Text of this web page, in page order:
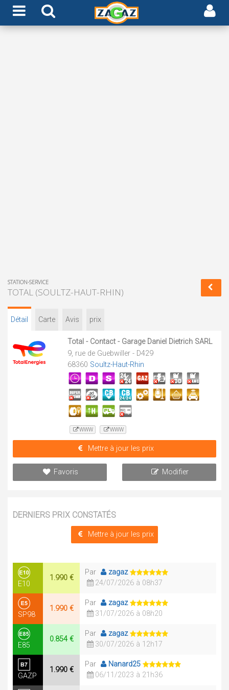
STATION-SERVICE
TOTAL (SOULTZ-HAUT-RHIN)
Détail Carte Avis prix
Total - Contact - Garage Daniel Dietrich SARL
9, rue de Guebwiller - D429
68360 Soultz-Haut-Rhin
WWW WWW
Mettre à jour les prix
Favoris Modifier
DERNIERS PRIX CONSTATÉS
Mettre à jour les prix
E10
1.990 €
Par
zagaz
24/07/2026 à 08h37
SP98
1.990 €
Par
zagaz
31/07/2026 à 08h20
E85
0.854 €
Par
zagaz
30/07/2026 à 12h17
GAZP
1.990 €
Par
Nanard25
06/11/2023 à 21h36